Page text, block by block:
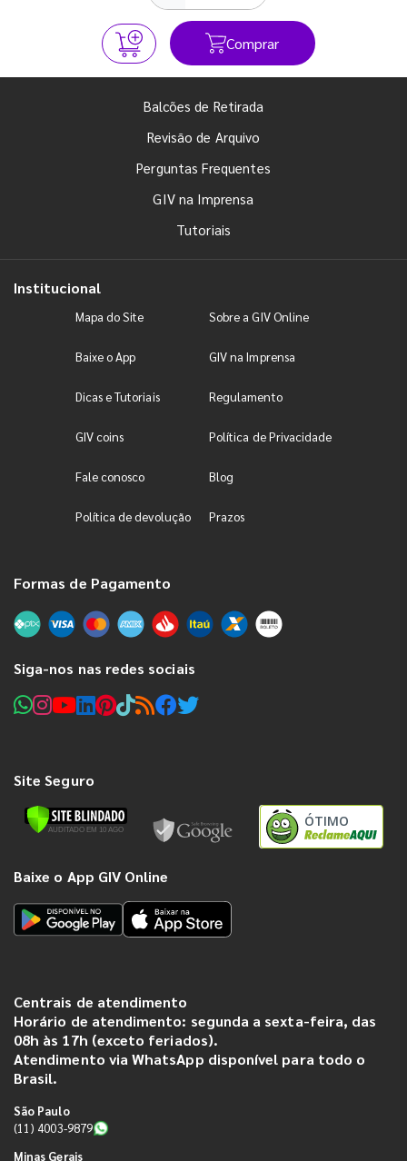
Comprar
Balcões de Retirada
Revisão de Arquivo
Perguntas Frequentes
GIV na Imprensa
Tutoriais
Institucional
Mapa do Site Sobre a GIV Online
Baixe o App GIV na Imprensa
Dicas e Tutoriais Regulamento
GIV coins Política de Privacidade
Fale conosco Blog
Política de devolução Prazos
Formas de Pagamento
Siga-nos nas redes sociais
Site Seguro
ÓTIMO
Baixe o App GIV Online
Centrais de atendimento
Horário de atendimento: segunda a sexta-feira, das
08h às 17h (exceto feriados).
Atendimento via WhatsApp disponível para todo o
Brasil.
São Paulo
(11) 4003-9879
Minas Gerais